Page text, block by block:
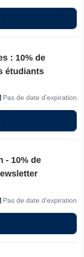
: 10% de
étudiants
de 10% de réduction
Pas de date d'expiration
- 10% de
de 10% de
commande
Pas de date d'expiration